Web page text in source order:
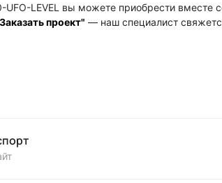
LEVEL вы можете приобрести вместе
проект" — наш специалист